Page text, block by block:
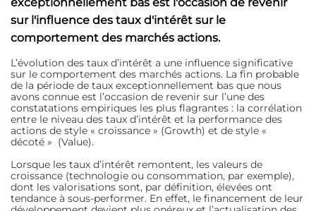
exceptionnellement bas est l'occasion de revenir
sur l'influence des taux d'intérêt sur le
comportement des marchés actions.
L’évolution des taux d’intérêt a une influence significative
sur le comportement des marchés actions. La fin probable
de la période de taux exceptionnellement bas que nous
avons connue est l’occasion de revenir sur l’une des
constatations empiriques les plus flagrantes : la corrélation
entre le niveau des taux d’intérêt et la performance des
actions de style « croissance » (Growth) et de style «
décoté » (Value).
Lorsque les taux d’intérêt remontent, les valeurs de
croissance (technologie ou consommation, par exemple),
dont les valorisations sont, par définition, élevées ont
tendance à sous-performer. En effet, le financement de leur